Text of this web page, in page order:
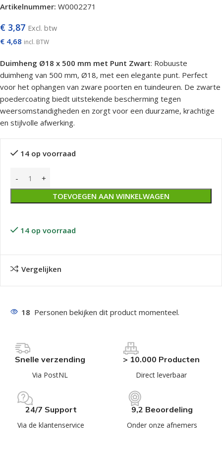
Artikelnummer: W0002271
€ 3,87 Excl. btw
€ 4,68 incl. BTW
Duimheng Ø18 x 500 mm met Punt Zwart: Robuuste
duimheng van 500 mm, Ø18, met een elegante punt. Perfect
voor het ophangen van zware poorten en tuindeuren. De zwarte
poedercoating biedt uitstekende bescherming tegen
weersomstandigheden en zorgt voor een duurzame, krachtige
en stijlvolle afwerking.
14 op voorraad
TOEVOEGEN AAN WINKELWAGEN
14 op voorraad
Vergelijken
18 Personen bekijken dit product momenteel.
Snelle verzending
Via PostNL
> 10.000 Producten
Direct leverbaar
24/7 Support
Via de klantenservice
9,2 Beoordeling
Onder onze afnemers